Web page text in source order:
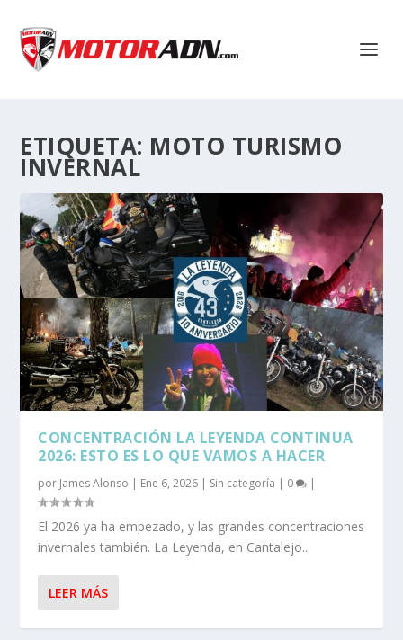
ETIQUETA: MOTO TURISMO
INVERNAL
CONCENTRACIÓN LA LEYENDA CONTINUA
2026: ESTO ES LO QUE VAMOS A HACER
por James Alonso | Ene 6, 2026 | Sin categoría | 0 |
El 2026 ya ha empezado, y las grandes concentraciones
invernales también. La Leyenda, en Cantalejo...
LEER MÁS